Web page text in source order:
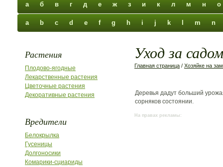
а б в г д е ж з и к л м н о
a b c d e f g h i j k m n
Растения
Плодово-ягодные
Лекарственные растения
Цветочные растения
Декоративные растения
Вредители
Белокрылка
Гусеницы
Долгоносики
Комарики-сциариды
Уход за садом
Главная страница / Хозяйке на
Деревья дадут больший
сорняков состоянии.
На правах рекламы: